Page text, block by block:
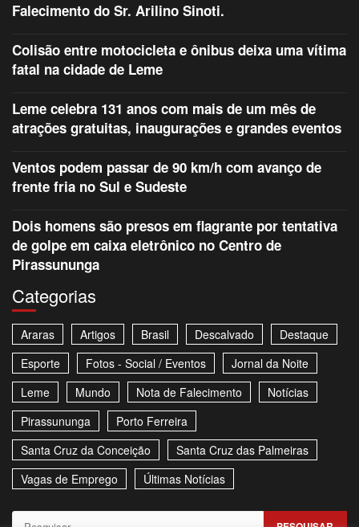
Falecimento do Sr. Arilino Sinoti.
Colisão entre motocicleta e ônibus deixa uma vítima
fatal na cidade de Leme
Leme celebra 131 anos com mais de um mês de
atrações gratuitas, inaugurações e grandes eventos
Ventos podem passar de 90 km/h com avanço de
frente fria no Sul e Sudeste
Dois homens são presos em flagrante por tentativa
de golpe em caixa eletrônico no Centro de
Pirassununga
Categorias
Araras Artigos Brasil Descalvado
Destaque
Esporte
Fotos - Social / Eventos
Jornal da Noite
Leme
Mundo Nota de Falecimento
Notícias
Pirassununga
Porto Ferreira
Santa Cruz da Conceição
Santa Cruz das Palmeiras
Vagas de Emprego
Últimas Notícias
Pesquisar